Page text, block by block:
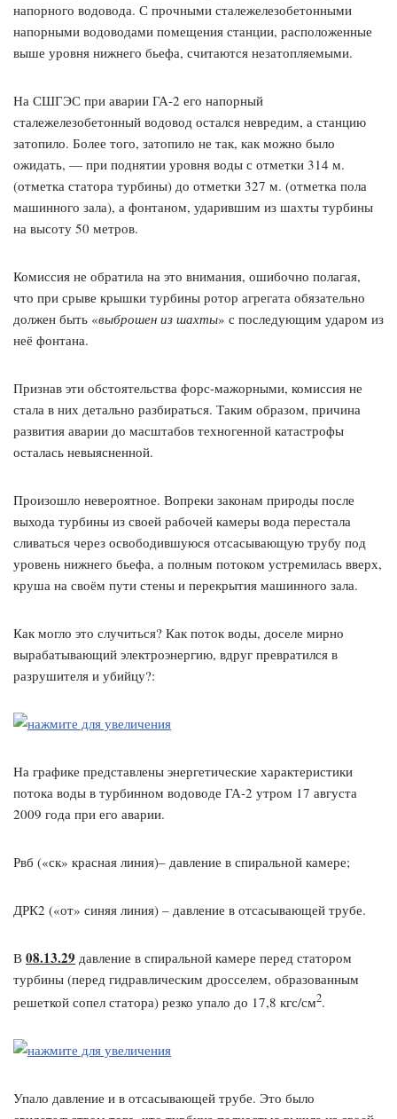
напорного водовода. С прочными сталежелезобетонными
напорными водоводами помещения станции, расположенные
выше уровня нижнего бьефа, считаются незатопляемыми.
На СШГЭС при аварии ГА-2 его напорный
сталежелезобетонный водовод остался невредим, а станцию
затопило. Более того, затопило не так, как можно было
ожидать, — при поднятии уровня воды с отметки 314 м.
(отметка статора турбины) до отметки 327 м. (отметка пола
машинного зала), а фонтаном, ударившим из шахты турбины
на высоту 50 метров.
Комиссия не обратила на это внимания, ошибочно полагая,
что при срыве крышки турбины ротор агрегата обязательно
должен быть «выброшен из шахты» с последующим ударом из
неё фонтана.
Признав эти обстоятельства форс-мажорными, комиссия не
стала в них детально разбираться. Таким образом, причина
развития аварии до масштабов техногенной катастрофы
осталась невыясненной.
Произошло невероятное. Вопреки законам природы после
выхода турбины из своей рабочей камеры вода перестала
сливаться через освободившуюся отсасывающую трубу под
уровень нижнего бьефа, а полным потоком устремилась вверх,
круша на своём пути стены и перекрытия машинного зала.
Как могло это случиться? Как поток воды, доселе мирно
вырабатывающий электроэнергию, вдруг превратился в
разрушителя и убийцу?:
На графике представлены энергетические характеристики
потока воды в турбинном водоводе ГА-2 утром 17 августа
2009 года при его аварии.
Рвб («ск» красная линия)– давление в спиральной камере;
ДРК2 («от» синяя линия) – давление в отсасывающей трубе.
В 08.13.29 давление в спиральной камере перед статором
турбины (перед гидравлическим дросселем, образованным
решеткой сопел статора) резко упало до 17,8 кгс/см2.
Упало давление и в отсасывающей трубе. Это было